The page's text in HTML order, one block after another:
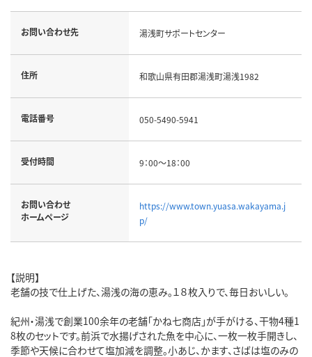
お問い合わせ先 湯浅町サポートセンター
住所 和歌山県有田郡湯浅町湯浅1982
電話番号 050-5490-5941
受付時間 9：00～18：00
お問い合わせ
ホームページ
https://www.town.yuasa.wakayama.j
p/
【説明】
老舗の技で仕上げた、湯浅の海の恵み。１８枚入りで、毎日おいしい。
紀州・湯浅で創業100余年の老舗「かね七商店」が手がける、干物4種1
8枚のセットです。前浜で水揚げされた魚を中心に、一枚一枚手開きし、
季節や天候に合わせて塩加減を調整。小あじ、かます、さばは塩のみの